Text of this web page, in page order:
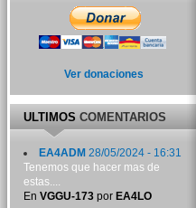
Ver donaciones
ULTIMOSCOMENTARIOS
EA4ADM 28/05/2024 - 16:31
Tenemos que hacer mas de
estas....
En VGGU-173por EA4LO